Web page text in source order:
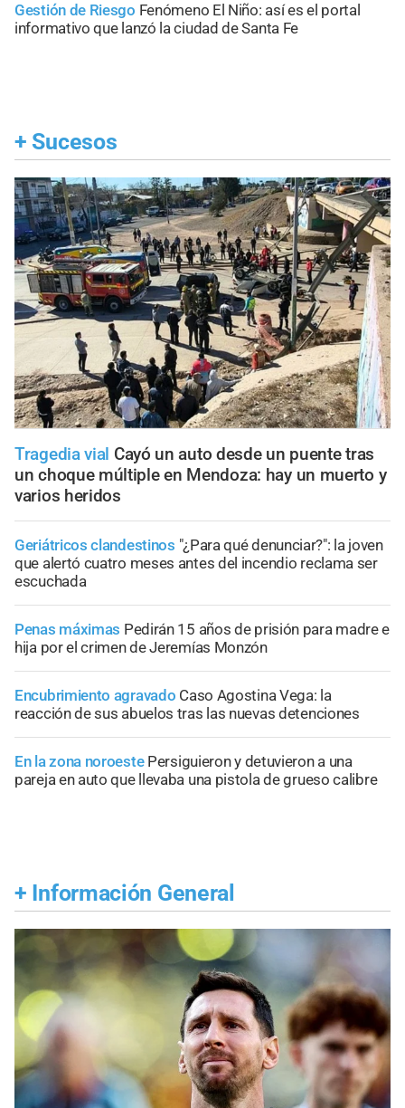
Gestión de Riesgo Fenómeno El Niño: así es el portal
informativo que lanzó la ciudad de Santa Fe
+ Sucesos
Tragedia vial Cayó un auto desde un puente tras
un choque múltiple en Mendoza: hay un muerto y
varios heridos
Geriátricos clandestinos "¿Para qué denunciar?": la joven
que alertó cuatro meses antes del incendio reclama ser
escuchada
Penas máximas Pedirán 15 años de prisión para madre e
hija por el crimen de Jeremías Monzón
Encubrimiento agravado Caso Agostina Vega: la
reacción de sus abuelos tras las nuevas detenciones
En la zona noroeste Persiguieron y detuvieron a una
pareja en auto que llevaba una pistola de grueso calibre
+ Información General